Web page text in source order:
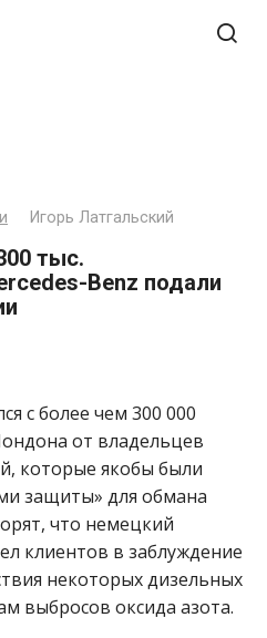
Игорь Латгальский
тыс.
Benz подали
с более чем 300 000
от владельцев
которые якобы были
защиты» для обмана
что немецкий
клиентов в заблуждение
некоторых дизельных
выбросов оксида азота.